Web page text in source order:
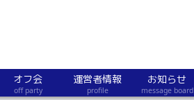
オフ会
off party
運営者情報
profile
お知らせ
message board